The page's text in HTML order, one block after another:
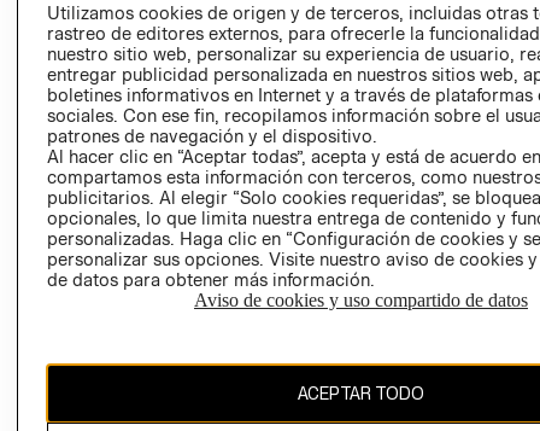
AVISO DE
PRIVACIDAD
GIFT CARD
AVISO DE
Utilizamos cookies de origen y de terceros, incluidas otras
rastreo de editores externos, para ofrecerle la
nuestro sitio web, personalizar su experiencia de usuario,
entregar publicidad personalizada en nuestros sitios web,
boletines informativos en Internet y a través de plataformas
sociales. Con ese fin, recopilamos información sobre el
patrones de navegación y el dispositivo.
Al hacer clic en “Aceptar todas”, acepta y está de acuerdo
compartamos esta información con terceros, como
publicitarios. Al elegir “Solo cookies requeridas”, se
opcionales, lo que limita nuestra entrega de contenido y
personalizadas. Haga clic en “Configuración de cookies y
personalizar sus opciones. Visite nuestro aviso de cookies
de datos para obtener más información.
Aviso de cookies y uso compartido de datos
ACEPTAR TODO